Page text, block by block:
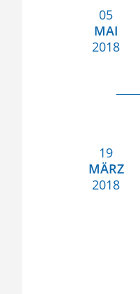
05
MAI
2018
19
MÄRZ
2018